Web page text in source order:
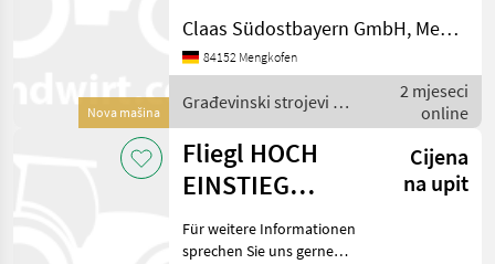
Arbeitsbühne
Ponude
Mali
Nova mašina
speak EnglishDer Preis ist
für den dargestellten
Zustand gültig. Die
Claas Südostbayern GmbH, Mengkofen
84152 Mengkofen
Građevinski strojevi /
Fliegl
2 mjeseci
online
Fliegl HOCH
EINSTIEG
SEITLICH
Cijena
na upit
Für weitere Informationen
sprechen Sie uns gerne